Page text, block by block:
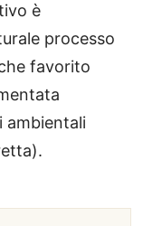
è
processo
favorito
ambientali